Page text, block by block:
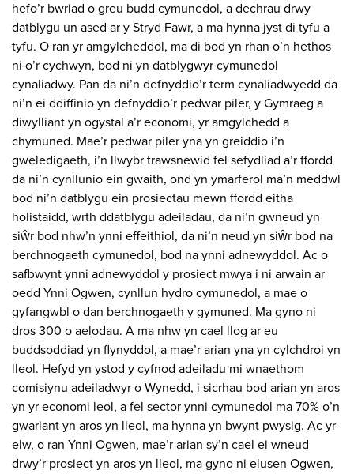
hefo’r bwriad o greu budd cymunedol, a dechrau drwy
datblygu un ased ar y Stryd Fawr, a ma hynna jyst di tyfu a
tyfu. O ran yr amgylcheddol, ma di bod yn rhan o’n hethos
ni o’r cychwyn, bod ni yn datblygwyr cymunedol
cynaliadwy. Pan da ni’n defnyddio’r term cynaliadwyedd da
ni’n ei ddiffinio yn defnyddio’r pedwar piler, y Gymraeg a
diwylliant yn ogystal a’r economi, yr amgylchedd a
chymuned. Mae’r pedwar piler yna yn greiddio i’n
gweledigaeth, i’n llwybr trawsnewid fel sefydliad a’r ffordd
da ni’n cynllunio ein gwaith, ond yn ymarferol ma’n meddwl
bod ni’n datblygu ein prosiectau mewn ffordd eitha
holistaidd, wrth ddatblygu adeiladau, da ni’n gwneud yn
siŵr bod nhw’n ynni effeithiol, da ni’n neud yn siŵr bod na
berchnogaeth cymunedol, bod na ynni adnewyddol. Ac o
safbwynt ynni adnewyddol y prosiect mwya i ni arwain ar
oedd Ynni Ogwen, cynllun hydro cymunedol, a mae o
gyfangwbl o dan berchnogaeth y gymuned. Ma gyno ni
dros 300 o aelodau. A ma nhw yn cael llog ar eu
buddsoddiad yn flynyddol, a mae’r arian yna yn cylchdroi yn
lleol. Hefyd yn ystod y cyfnod adeiladu mi wnaethom
comisiynu adeiladwyr o Wynedd, i sicrhau bod arian yn aros
yn yr economi leol, a fel sector ynni cymunedol ma 70% o’n
gwariant yn aros yn lleol, ma hynna yn bwynt pwysig. Ac yr
elw, o ran Ynni Ogwen, mae’r arian sy’n cael ei wneud
drwy’r prosiect yn aros yn lleol, ma gyno ni elusen Ogwen,